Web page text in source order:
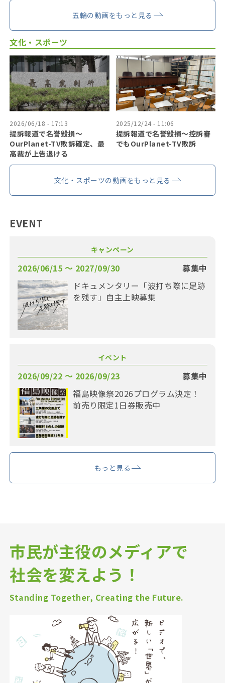
五輪の動画をもっと見る
文化・スポーツ
2026/06/18 - 17:13
提訴報道で名誉毀損〜
OurPlanet-TV敗訴確定、最
高裁が上告退ける
2025/12/24 - 11:06
提訴報道で名誉毀損〜控訴審
でもOurPlanet-TV敗訴
文化・スポーツの動画をもっと見る
EVENT
キャンペーン
2026/06/15 〜 2027/09/30
募集中
ドキュメンタリー「波打ち際に足跡
を残す」自主上映募集
イベント
2026/09/22 〜 2026/09/23
募集中
福島映像祭2026プログラム決定！
前売り限定1日券販売中
もっと見る
市民が主役のメディアで
社会を変えよう！
Standing Together, Creating the Future.